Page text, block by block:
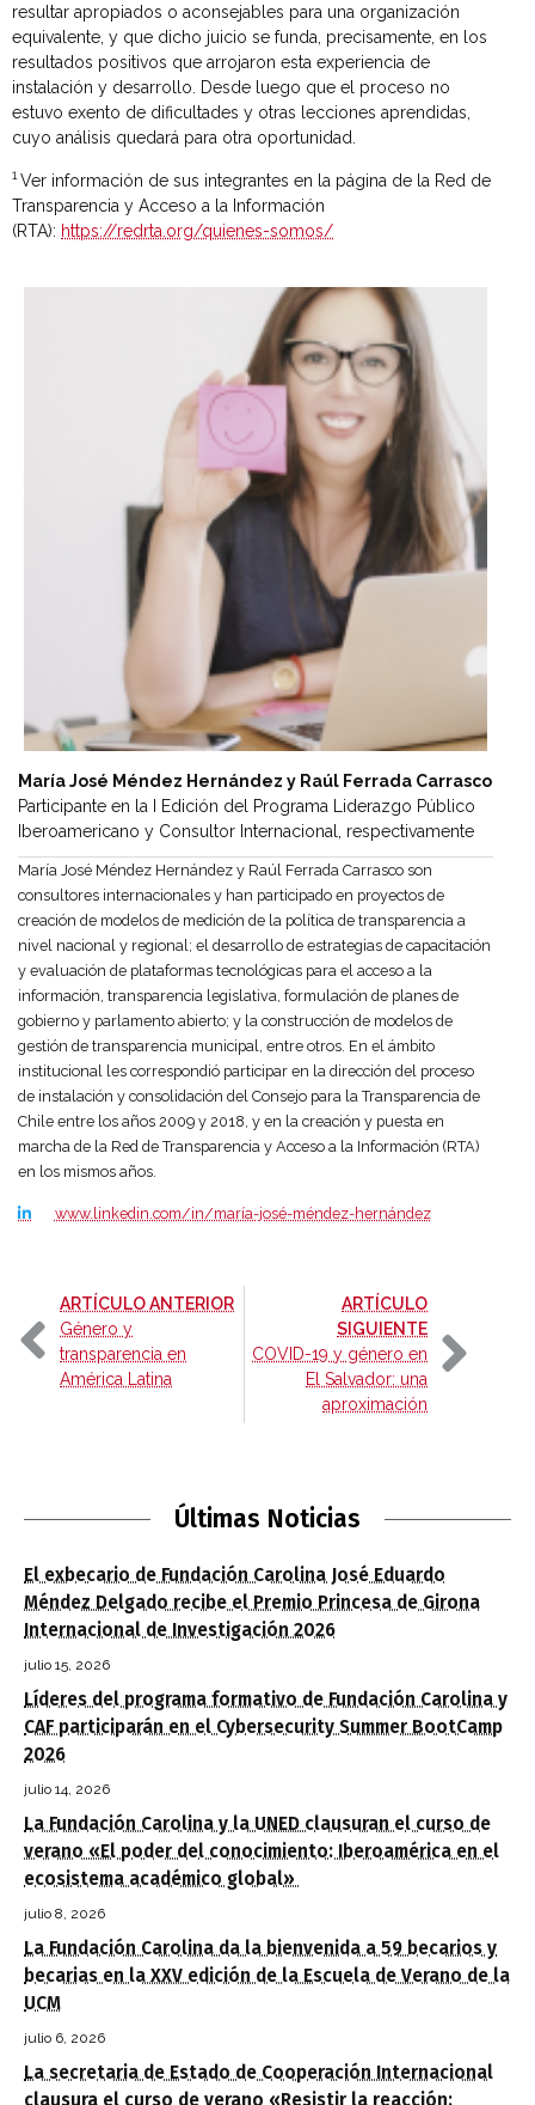
resultar apropiados o aconsejables para una organización
equivalente, y que dicho juicio se funda, precisamente, en los
resultados positivos que arrojaron esta experiencia de
instalación y desarrollo. Desde luego que el proceso no
estuvo exento de dificultades y otras lecciones aprendidas,
cuyo análisis quedará para otra oportunidad.
1Ver información de sus integrantes en la página de la Red de
Transparencia y Acceso a la Información
(RTA): https://redrta.org/quienes-somos/
María José Méndez Hernández y Raúl Ferrada Carrasco
Participante en la I Edición del Programa Liderazgo Público
Iberoamericano y Consultor Internacional, respectivamente
María José Méndez Hernández y Raúl Ferrada Carrasco son
consultores internacionales y han participado en proyectos de
creación de modelos de medición de la política de transparencia a
nivel nacional y regional; el desarrollo de estrategias de capacitación
y evaluación de plataformas tecnológicas para el acceso a la
información, transparencia legislativa, formulación de planes de
gobierno y parlamento abierto; y la construcción de modelos de
gestión de transparencia municipal, entre otros. En el ámbito
institucional les correspondió participar en la dirección del proceso
de instalación y consolidación del Consejo para la Transparencia de
Chile entre los años 2009 y 2018, y en la creación y puesta en
marcha de la Red de Transparencia y Acceso a la Información (RTA)
en los mismos años.
www.linkedin.com/in/maría-josé-méndez-hernández
ARTÍCULO ANTERIOR-
Género y
transparencia en
América Latina
ARTÍCULO
SIGUIENTE-
COVID-19 y género en
El Salvador: una
aproximación
Últimas Noticias
El exbecario de Fundación Carolina José Eduardo
Méndez Delgado recibe el Premio Princesa de Girona
Internacional de Investigación 2026
julio 15, 2026
Líderes del programa formativo de Fundación Carolina y
CAF participarán en el Cybersecurity Summer BootCamp
2026
julio 14, 2026
La Fundación Carolina y la UNED clausuran el curso de
verano «El poder del conocimiento: Iberoamérica en el
ecosistema académico global»
julio 8, 2026
La Fundación Carolina da la bienvenida a 59 becarios y
becarias en la XXV edición de la Escuela de Verano de la
UCM
julio 6, 2026
La secretaria de Estado de Cooperación Internacional